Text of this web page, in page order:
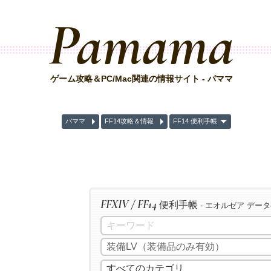
Pamama
ゲーム攻略＆PC/Mac関連の情報サイト - パママ
パママ FF14攻略＆情報 FF14 便利手帳
FFXIV / FF14 便利手帳 - エオルゼア デー